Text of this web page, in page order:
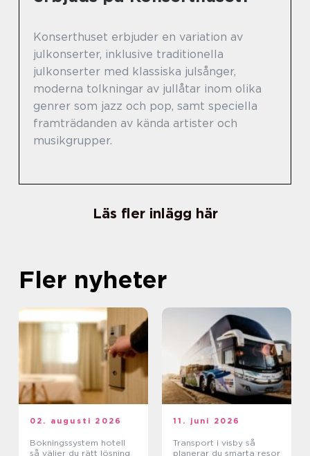
Konserthuset erbjuder en variation av
julkonserter, inklusive traditionella
julkonserter med klassiska julsånger,
moderna tolkningar av jullåtar inom olika
genrer som jazz och pop, samt speciella
framträdanden av kända artister och
musikgrupper.
Läs fler inlägg här
Fler nyheter
02. augusti 2026
Bokningssystem hotell
så väljer du rätt lösning
11. juni 2026
Transport i visby så
planerar du smarta resor